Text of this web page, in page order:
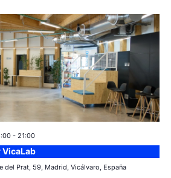
e
n
o
- 21:00
VicaLab
del Prat, 59, Madrid, Vicálvaro, España